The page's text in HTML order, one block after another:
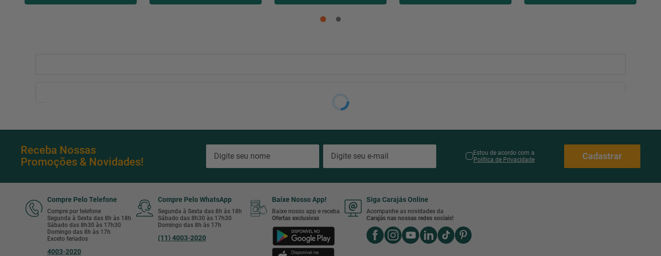
Receba Nossas
Promoções & Novidades!
Estou de acordo com a
Política de Privacidade
Cadastrar
Compre Pelo Telefone
Compre por telefone
Segunda à Sexta das 8h às 18h
Sábado das 8h30 às 17h30
Domingo das 8h às 17h
Exceto feriados
4003-2020
Compre Pelo WhatsApp
Segunda à Sexta das 8h às 18h
Sábado das 8h30 às 17h30
Domingo das 8h às 17h
(11) 4003-2020
Baixe Nosso App!
Baixe nosso app e receba
Ofertas exclusivas
Siga Carajás Online
Acompanhe as novidades da
Carajás nas nossas redes sociais!